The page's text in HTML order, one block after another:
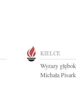
KIELCE
Wyrazy
Michała